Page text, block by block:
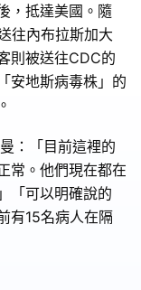
，抵達美國。隨
往內布拉斯加大
則被送往CDC的
安地斯病毒株」的
：「目前這裡的
常。他們現在都在
「可以明確說的
有15名病人在隔